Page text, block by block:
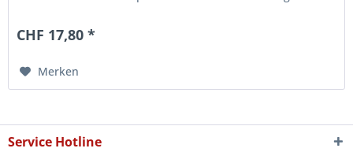
CHF 17,80 *
Merken
Service Hotline